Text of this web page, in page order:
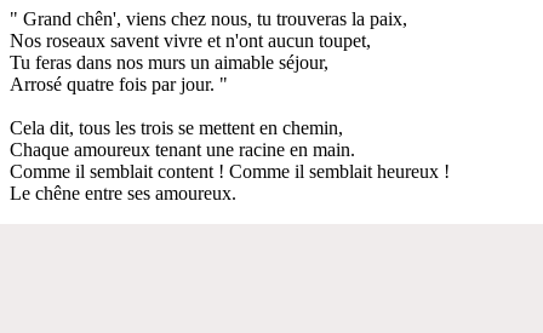
" Grand chên', viens chez nous, tu trouveras la paix,
Nos roseaux savent vivre et n'ont aucun toupet,
Tu feras dans nos murs un aimable séjour,
Arrosé quatre fois par jour. "
Cela dit, tous les trois se mettent en chemin,
Chaque amoureux tenant une racine en main.
Comme il semblait content ! Comme il semblait heureux !
Le chêne entre ses amoureux.